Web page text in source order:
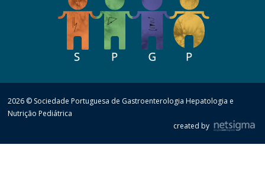
2026 © Sociedade Portuguesa de Gastroenterologia Hepatologia e
Nutrição Pediátrica
created by